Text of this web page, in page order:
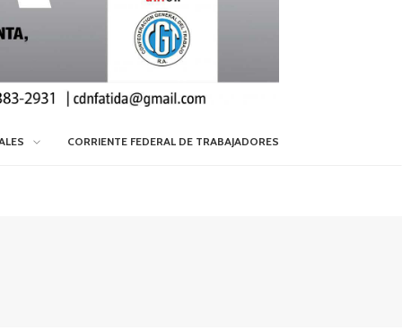
CORRIENTE FEDERAL DE TRABAJADORES